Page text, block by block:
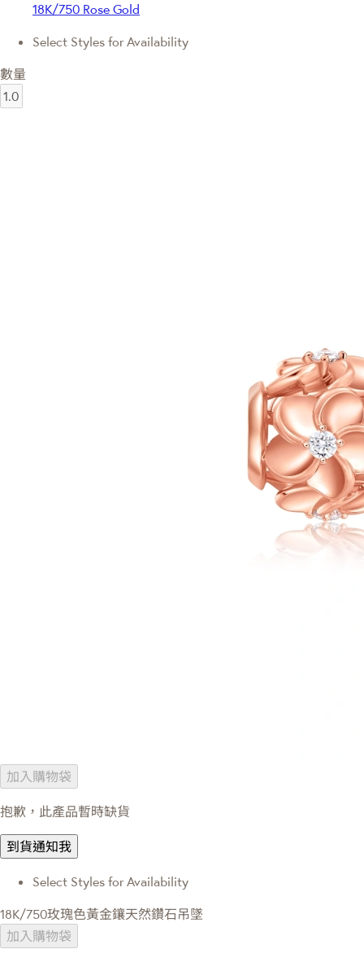
18K/750 Rose Gold
Select Styles for Availability
數量
加入購物袋
抱歉，此產品暫時缺貨
到貨通知我
Select Styles for Availability
18K/750玫瑰色黃金鑲天然鑽石吊墜
加入購物袋